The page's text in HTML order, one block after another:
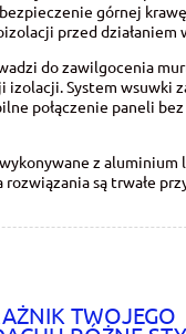
górnej
przed działaniem
do zawilgocenia
izolacji. System wsuwki
połączenie paneli
z aluminium
rozwiązania są trwałe
TWOJEGO